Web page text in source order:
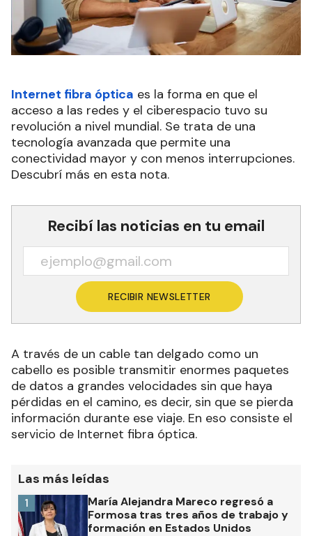
Internet fibra óptica es la forma en que el
acceso a las redes y el ciberespacio tuvo su
revolución a nivel mundial. Se trata de una
tecnología avanzada que permite una
conectividad mayor y con menos interrupciones.
Descubrí más en esta nota.
Recibí las noticias en tu email
RECIBIR NEWSLETTER
A través de un cable tan delgado como un
cabello es posible transmitir enormes paquetes
de datos a grandes velocidades sin que haya
pérdidas en el camino, es decir, sin que se pierda
información durante ese viaje. En eso consiste el
servicio de Internet fibra óptica.
Las más leídas
María Alejandra Mareco regresó a
Formosa tras tres años de trabajo y
formación en Estados Unidos
1